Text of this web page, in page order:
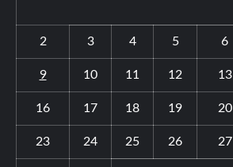
2 3 4 5 6
9 10 11 12 13
16 17 18 19 20
23 24 25 26 27